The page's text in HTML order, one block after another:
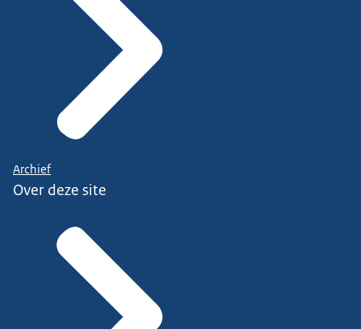
Archief
Over deze site